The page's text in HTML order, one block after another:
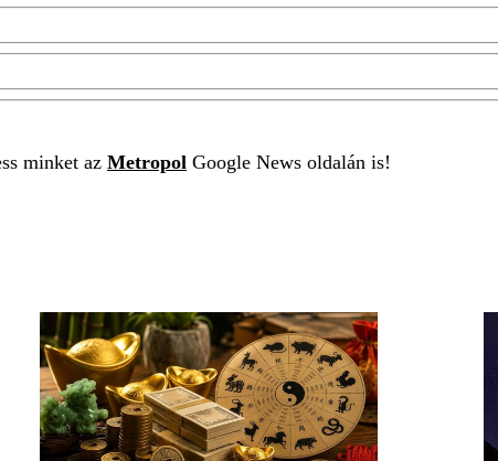
minket az Metropol Google News oldalán is!